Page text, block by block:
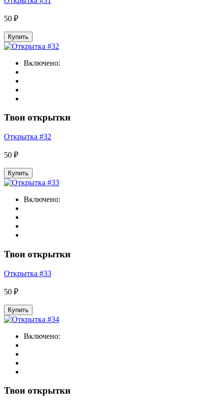
50 ₽
Купить
Включено:
Твои открытки
Открытка #32
50 ₽
Купить
Включено:
Твои открытки
Открытка #33
50 ₽
Купить
Включено:
Твои открытки